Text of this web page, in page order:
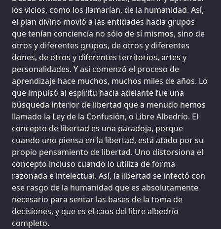
los vicios, como los llamarían, de la humanidad. Así,
el plan divino movió a las entidades hacia grupos
que tenían conciencia no sólo de sí mismos, sino de
otros y diferentes grupos, de otros y diferentes
dones, de otros y diferentes territorios, artes y
personalidades. Y así comenzó el proceso de
aprendizaje hace muchos, muchos miles de años. Lo
que impulsó al espíritu hacia adelante fue una
búsqueda interior de libertad que a menudo hemos
llamado la Ley de la Confusión, o Libre Albedrío. El
concepto de libertad es una paradoja, porque
cuando uno piensa en la libertad, está atado por su
propio pensamiento de libertad. Uno distorsiona el
concepto incluso cuando lo utiliza de forma
razonada e intelectual. Así, la libertad se infectó con
ese rasgo de la humanidad que es absolutamente
necesario para sentar las bases de la toma de
decisiones, y que es el caos del libre albedrío
completo.